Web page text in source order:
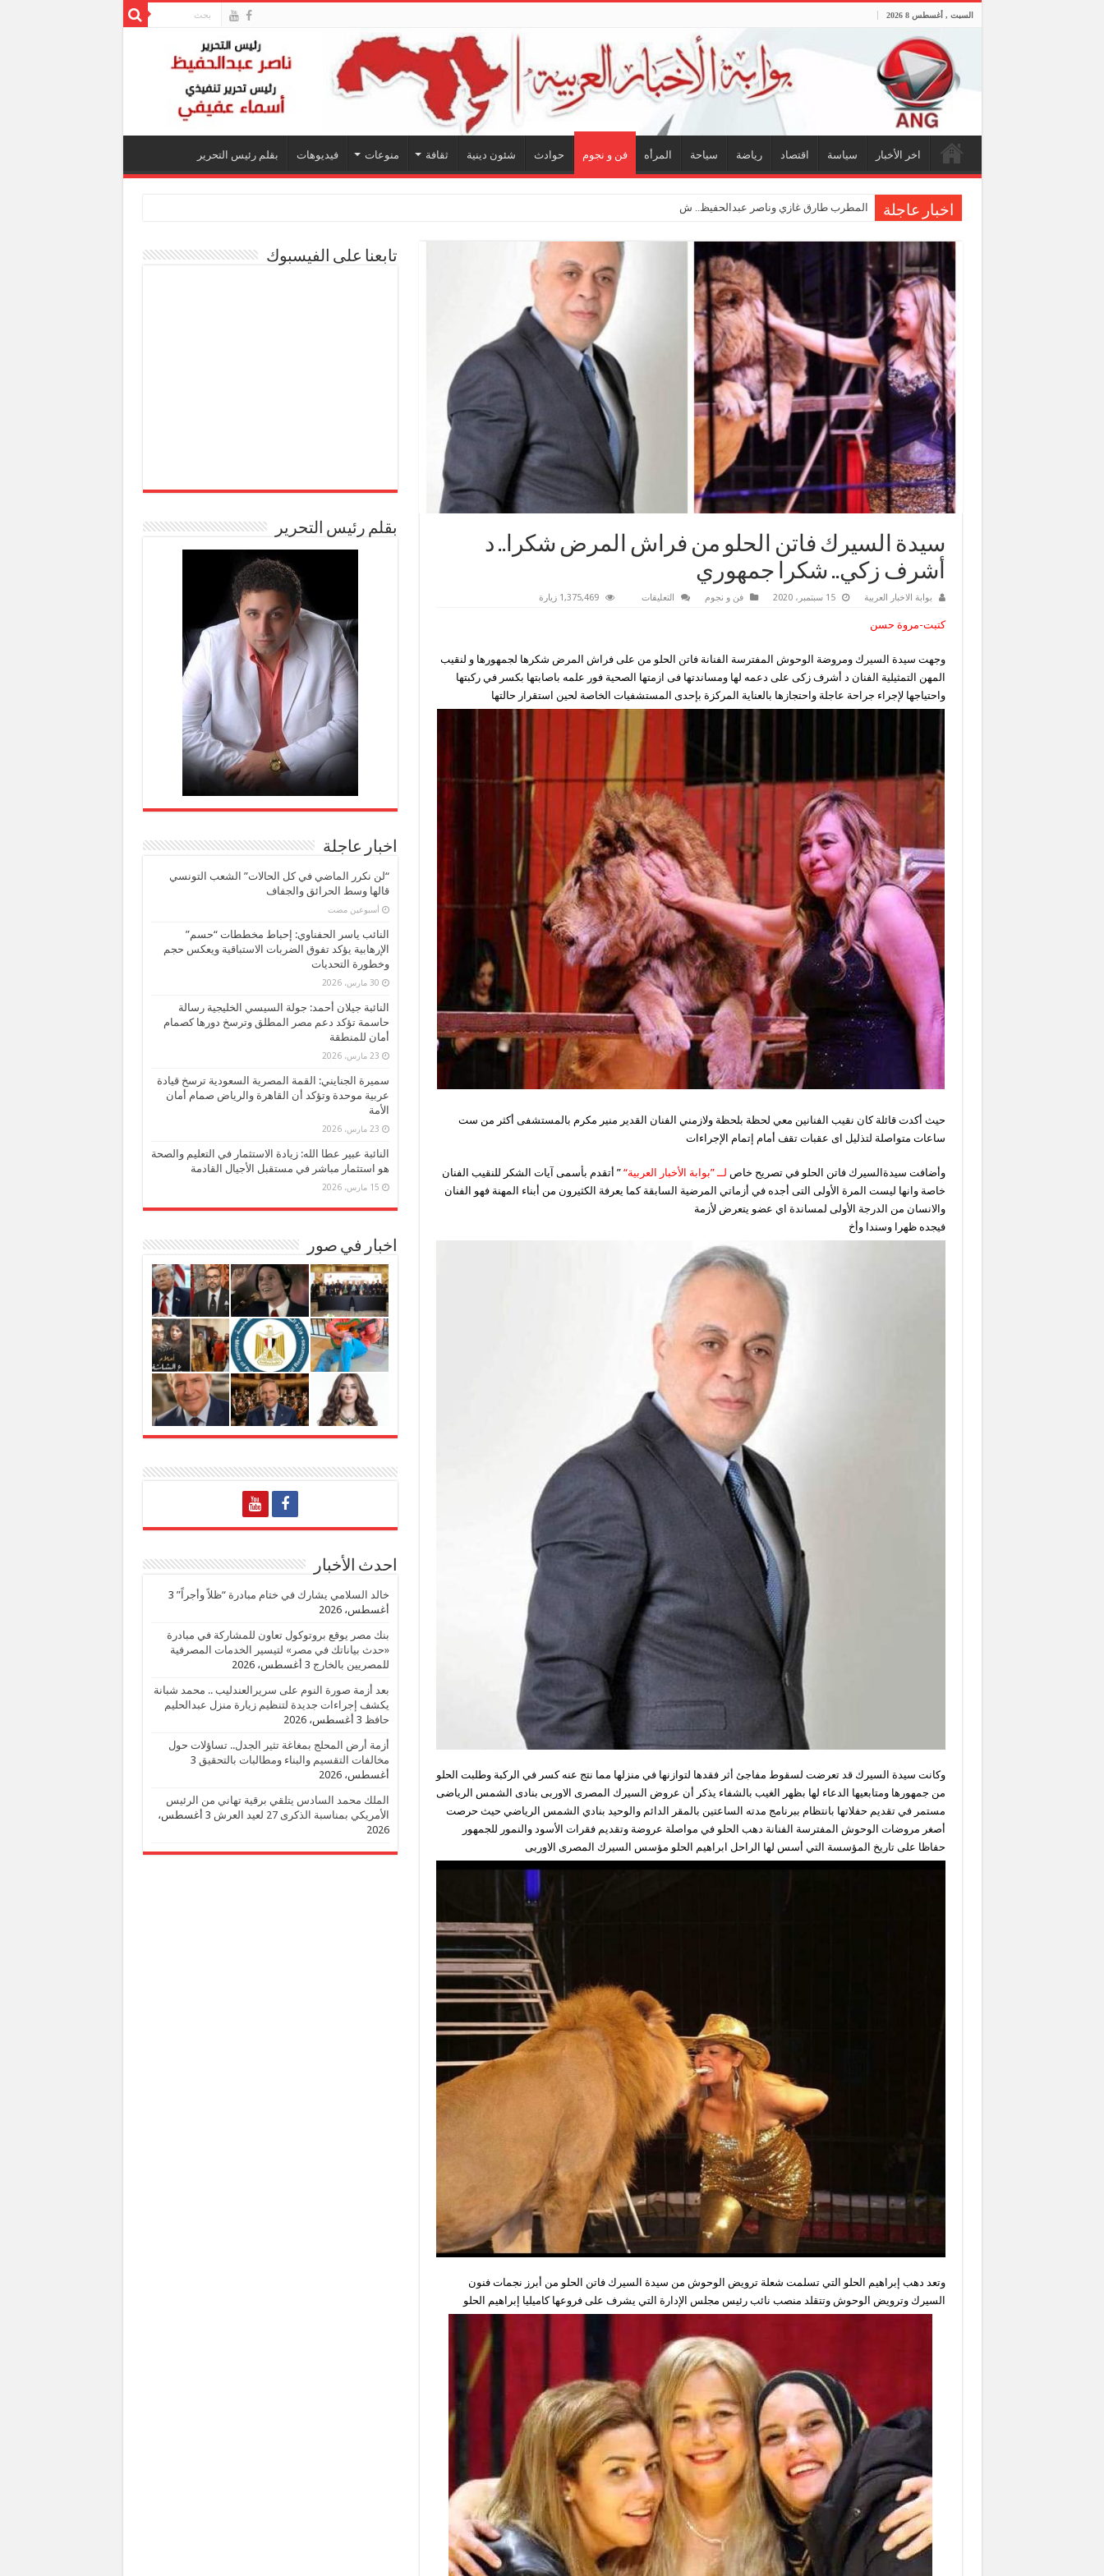
السبت , أغسطس 8 2026
اخر الأخبار سياسة اقتصاد رياضة سياحة المرأه فن و نجوم حوادث شئون دينية ثقافة منوعات فيديوهات بقلم رئيس التحرير
اخبار عاجلة المطرب طارق غازي وناصر عبدالحفيظ.. شراكة فنية ترسم ملامح مستقبل الكليب ال
سيدة السيرك فاتن الحلو من فراش المرض شكرا.. د
أشرف زكي.. شكرا جمهوري
بوابة الاخبار العربية 15 سبتمبر، 2020 فن و نجوم التعليقات
فراش
المرض
شكرا..
د
أشرف
1,375,469 زيارة
كتبت-مروة حسن
وجهت سيدة السيرك ومروضة الوحوش المفترسة الفنانة فاتن الحلو من على فراش المرض شكرها لجمهورها و لنقيب
المهن التمثيلية الفنان د أشرف زكى على دعمه لها ومساندتها فى ازمتها الصحية فور علمه باصابتها بكسر في ركبتها
واحتياجها لإجراء جراحة عاجلة واحتجازها بالعناية المركزة بإحدى المستشفيات الخاصة لحين استقرار حالتها
حيث أكدت قائلة كان نقيب الفنانين معي لحظة بلحظة ولازمني الفنان القدير منير مكرم بالمستشفى أكثر من ست
ساعات متواصلة لتذليل اى عقبات تقف أمام إتمام الإجراءات
وأضافت سيدةالسيرك فاتن الحلو في تصريح خاص لــ ”بوابة الأخبار العربية“ ” أتقدم بأسمى آيات الشكر للنقيب الفنان
خاصة وانها ليست المرة الأولى التى أجده في أزماتي المرضية السابقة كما يعرفة الكثيرون من أبناء المهنة فهو الفنان
والانسان من الدرجة الأولى لمساندة اي عضو يتعرض لأزمة
فيجده ظهرا وسندا وأخ
وكانت سيدة السيرك قد تعرضت لسقوط مفاجئ أثر فقدها لتوازنها في منزلها مما نتج عنه كسر في الركبة وطلبت الحلو
من جمهورها ومتابعيها الدعاء لها بظهر الغيب بالشفاء يذكر أن عروض السيرك المصرى الاوربى بنادى الشمس الرياضى
مستمر في تقديم حفلاتها بانتظام ببرنامج مدته الساعتين بالمقر الدائم والوحيد بنادي الشمس الرياضي حيث حرصت
أصغر مروضات الوحوش المفترسة الفنانة دهب الحلو في مواصلة عروضة وتقديم فقرات الأسود والنمور للجمهور
حفاظا على تاريخ المؤسسة التي أسس لها الراحل ابراهيم الحلو مؤسس السيرك المصرى الاوربى
وتعد دهب إبراهيم الحلو التي تسلمت شعلة ترويض الوحوش من سيدة السيرك فاتن الحلو من أبرز نجمات فنون
السيرك وترويض الوحوش وتتقلد منصب نائب رئيس مجلس الإدارة التي يشرف على فروعها كاميليا إبراهيم الحلو
تابعنا على الفيسبوك
بقلم رئيس التحرير
اخبار عاجلة
“لن نكرر الماضي في كل الحالات” الشعب التونسي
قالها وسط الحرائق والجفاف
‏أسبوعين مضت
النائب ياسر الحفناوي: إحباط مخططات “حسم”
الإرهابية يؤكد تفوق الضربات الاستباقية ويعكس حجم
وخطورة التحديات
30 مارس، 2026
النائبة جيلان أحمد: جولة السيسي الخليجية رسالة
حاسمة تؤكد دعم مصر المطلق وترسخ دورها كصمام
أمان للمنطقة
23 مارس، 2026
سميرة الجنايني: القمة المصرية السعودية ترسخ قيادة
عربية موحدة وتؤكد أن القاهرة والرياض صمام أمان
الأمة
23 مارس، 2026
النائبة عبير عطا الله: زيادة الاستثمار في التعليم والصحة
هو استثمار مباشر في مستقبل الأجيال القادمة
15 مارس، 2026
اخبار في صور
احدث الأخبار
خالد السلامي يشارك في ختام مبادرة “ظلاً وأجراً” 3
أغسطس، 2026
بنك مصر يوقع بروتوكول تعاون للمشاركة في مبادرة
«حدث بياناتك في مصر» لتيسير الخدمات المصرفية
للمصريين بالخارج 3 أغسطس، 2026
بعد أزمة صورة النوم على سريرالعندليب .. محمد شبانة
يكشف إجراءات جديدة لتنظيم زيارة منزل عبدالحليم
حافظ 3 أغسطس، 2026
أزمة أرض المحلج بمغاغة تثير الجدل.. تساؤلات حول
مخالفات التقسيم والبناء ومطالبات بالتحقيق 3
أغسطس، 2026
الملك محمد السادس يتلقي برقية تهاني من الرئيس
الأمريكي بمناسبة الذكرى 27 لعيد العرش
3 أغسطس،
2026